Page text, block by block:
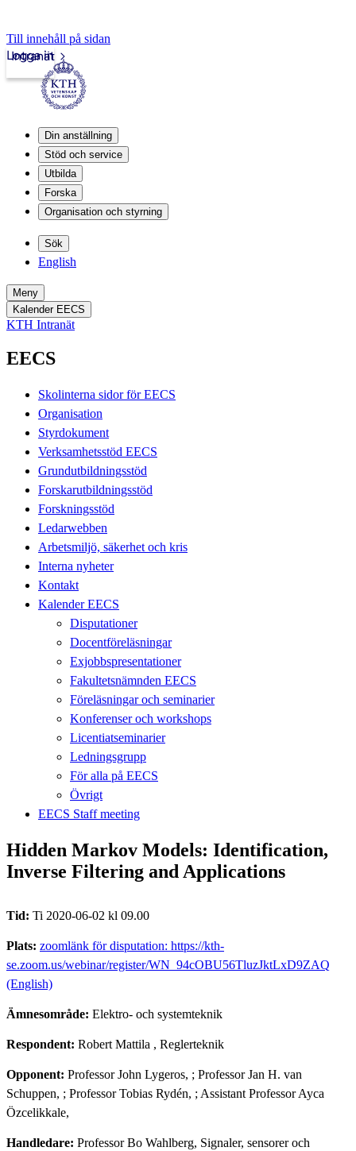
Till innehåll på sidan
Intranät
Logga in
Din anställning
Stöd och service
Utbilda
Forska
Organisation och styrning
Sök
English
Meny
Kalender EECS
KTH Intranät
EECS
Skolinterna sidor för EECS
Organisation
Styrdokument
Verksamhetsstöd EECS
Grundutbildningsstöd
Forskarutbildningsstöd
Forskningsstöd
Ledarwebben
Arbetsmiljö, säkerhet och kris
Interna nyheter
Kontakt
Kalender EECS
Disputationer
Docentföreläsningar
Exjobbspresentationer
Fakultetsnämnden EECS
Föreläsningar och seminarier
Konferenser och workshops
Licentiatseminarier
Ledningsgrupp
För alla på EECS
Övrigt
EECS Staff meeting
Hidden Markov Models: Identification,
Inverse Filtering and Applications
Tid: Ti 2020-06-02 kl 09.00
Plats: zoomlänk för disputation: https://kth-
se.zoom.us/webinar/register/WN_94cOBU56TluzJktLxD9ZAQ
(English)
Ämnesområde: Elektro- och systemteknik
Respondent: Robert Mattila , Reglerteknik
Opponent: Professor John Lygeros, ; Professor Jan H. van
Schuppen, ; Professor Tobias Rydén, ; Assistant Professor Ayca
Özcelikkale,
Handledare: Professor Bo Wahlberg, Signaler, sensorer och